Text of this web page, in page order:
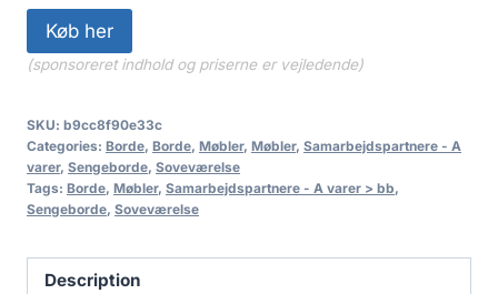
Køb her
(sponsoreret indhold og priserne er vejledende)
SKU: b9cc8f90e33c
Categories: Borde, Borde, Møbler, Møbler, Samarbejdspartnere - A
varer, Sengeborde, Soveværelse
Tags: Borde, Møbler, Samarbejdspartnere - A varer > bb,
Sengeborde, Soveværelse
Description